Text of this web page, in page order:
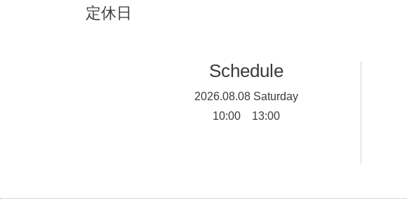
定休日
Schedule
2026.08.08 Saturday
10:00 13:00